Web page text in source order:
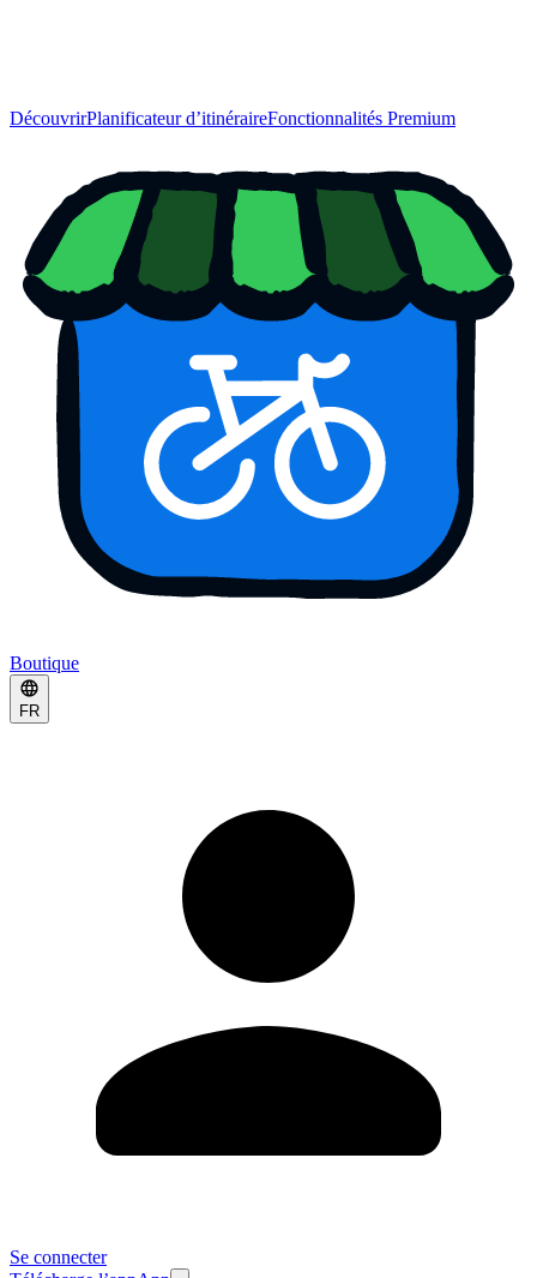
DécouvrirPlanificateur d’itinéraireFonctionnalités Premium
Boutique
FR
Se connecter